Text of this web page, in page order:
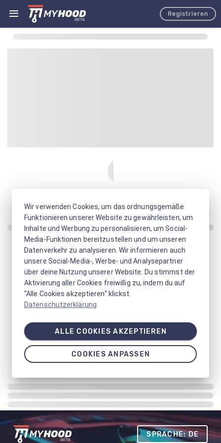
Registrieren
SPRACHE: DE
Wir verwenden Cookies, um das ordnungsgemäße
Funktionieren unserer Website zu gewährleisten, um
Inhalte und Werbung zu personalisieren, um Social-
Media-Funktionen bereitzustellen und um unseren
Datenverkehr zu analysieren. Wir informieren auch
unsere Social-Media-, Werbe- und Analysepartner
über deine Nutzung unserer Website. Du stimmst der
Aktivierung aller Cookies freiwillig zu, indem du auf
"Alle Cookies akzeptieren" klickst.
Datenschutzerklärung
ALLE COOKIES AKZEPTIEREN
COOKIES ANPASSEN